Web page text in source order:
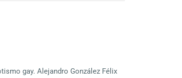
gay. Alejandro González Félix